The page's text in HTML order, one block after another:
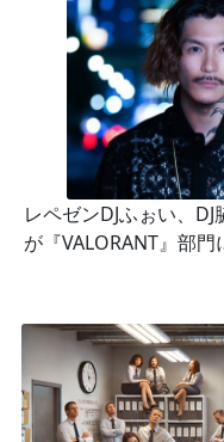
レペゼンDJふぉい、
が『VALORANT』部門